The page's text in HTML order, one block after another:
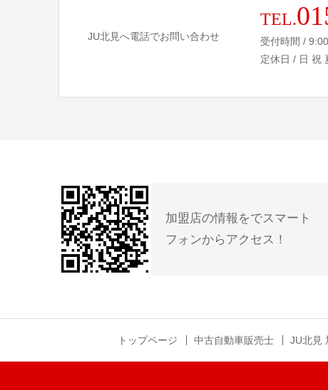
JU北見へ電話でお問い合わせ
TEL.
受付時間 /
定休日 / 日 祝
加盟店の情報をでスマート
フォンからアクセス！
トップページ 中古自動車販売士 JU北見